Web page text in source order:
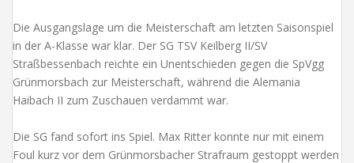
Die Ausgangslage um die Meisterschaft am letzten Saisonspiel
in der A-Klasse war klar. Der SG TSV Keilberg II/SV
Straßbessenbach reichte ein Unentschieden gegen die SpVgg
Grünmorsbach zur Meisterschaft, während die Alemania
Haibach II zum Zuschauen verdammt war.
Die SG fand sofort ins Spiel. Max Ritter konnte nur mit einem
Foul kurz vor dem Grünmorsbacher Strafraum gestoppt werden